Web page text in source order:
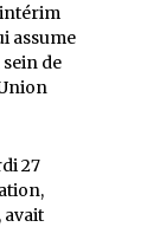
intérim
assume
de
27
avait